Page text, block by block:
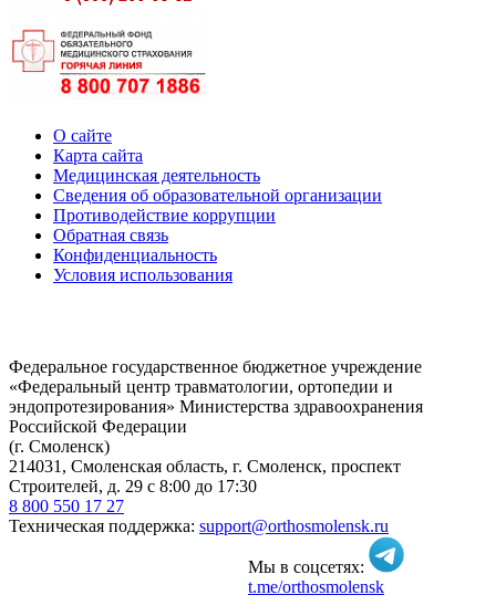
О сайте
Карта сайта
Медицинская деятельность
Сведения об образовательной организации
Противодействие коррупции
Обратная связь
Конфиденциальность
Условия использования
Федеральное государственное бюджетное учреждение
«Федеральный центр травматологии, ортопедии и
эндопротезирования» Министерства здравоохранения
Российской Федерации
(г. Смоленск)
214031, Смоленская область, г. Смоленск, проспект
Строителей, д. 29 с 8:00 до 17:30
8 800 550 17 27
Техническая поддержка: support@orthosmolensk.ru
Мы в соцсетях:
t.me/orthosmolensk